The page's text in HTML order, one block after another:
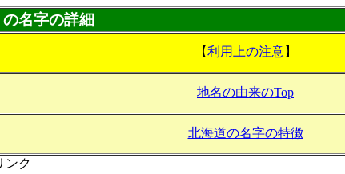
名字の詳細
【利用上の注意】
地名の由来のTop
北海道の名字の特徴
ンク